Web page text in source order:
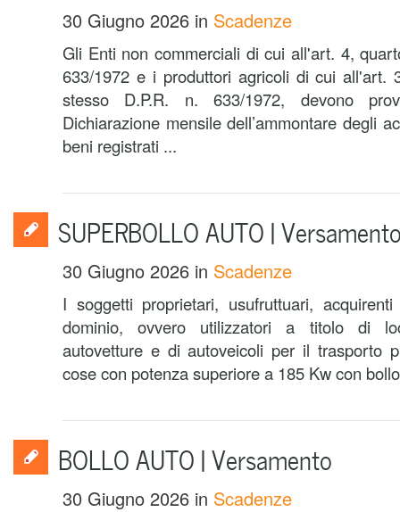
30 Giugno 2026 in Scadenze
Gli Enti non commerciali di cui all'art. 4,
633/1972 e i produttori agricoli di cui all'art.
stesso D.P.R. n. 633/1972, devono
Dichiarazione mensile dell’ammontare degli
beni registrati ...
SUPERBOLLO AUTO |
30 Giugno 2026 in Scadenze
I soggetti proprietari, usufruttuari,
dominio, ovvero utilizzatori a titolo di
autovetture e di autoveicoli per il trasporto
cose con potenza superiore a 185 Kw con
BOLLO AUTO | Versamento
30 Giugno 2026 in Scadenze